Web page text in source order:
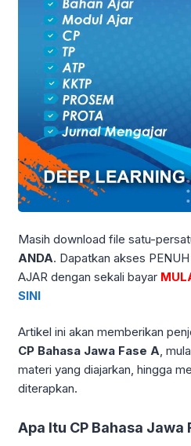
Masih download file satu-
ANDA. Dapatkan akses
AJAR dengan sekali bayar
SINI
Artikel ini akan memberikan
CP Bahasa Jawa Fase A,
materi yang diajarkan, hingga
diterapkan.
Apa Itu CP Bahasa Jawa